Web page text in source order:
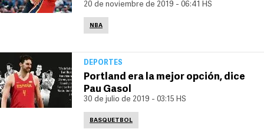
20 de noviembre de 2019 - 06:41 HS
NBA
DEPORTES
Portland era la mejor opción, dice
Pau Gasol
30 de julio de 2019 - 03:15 HS
BASQUETBOL